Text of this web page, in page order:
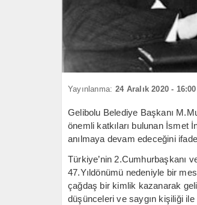
Yayınlanma: 24 Aralık 2020 - 16:00
Gelibolu Belediye Başkanı
önemli katkıları bulunan İsmet
anılmaya devam edeceğini
Türkiye’nin 2.Cumhurbaşkanı
47.Yıldönümü nedeniyle bir
çağdaş bir kimlik kazanarak
düşünceleri ve saygın kişiliği